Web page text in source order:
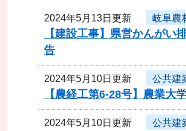
2024年5月13日更新 岐阜農
【建設工事】県営かんが
告
2024年5月10日更新 公共建
【農経工第6-28号】農業大
2024年5月10日更新 公共建